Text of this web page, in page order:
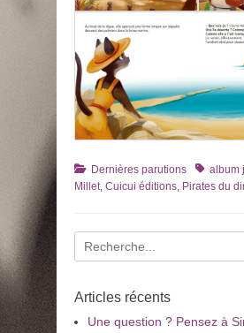
Catégories
Dernières parutions Tagsalbum
Millet, Cuicui éditions, Pirates du
Recherche
pour
Articles récents
Une question ? Pensez à